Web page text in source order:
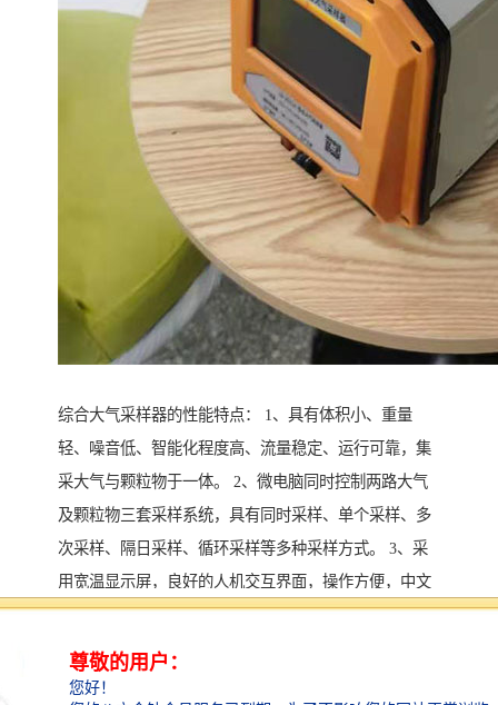
综合大气采样器的性能特点： 1、具有体积小、重量
轻、噪音低、智能化程度高、流量稳定、运行可靠，集
采大气与颗粒物于一体。 2、微电脑同时控制两路大气
及颗粒物三套采样系统，具有同时采样、单个采样、多
次采样、隔日采样、循环采样等多种采样方式。 3、采
用宽温显示屏，良好的人机交互界面，操作方便，中文
图形显示，可在低温环境中工作。 4、双路大气和颗粒
物三路套采样系统均采用直流无刷抽气泵。 5、用户可
选配交直流两用型主机，配备直流电源箱，可在无交流